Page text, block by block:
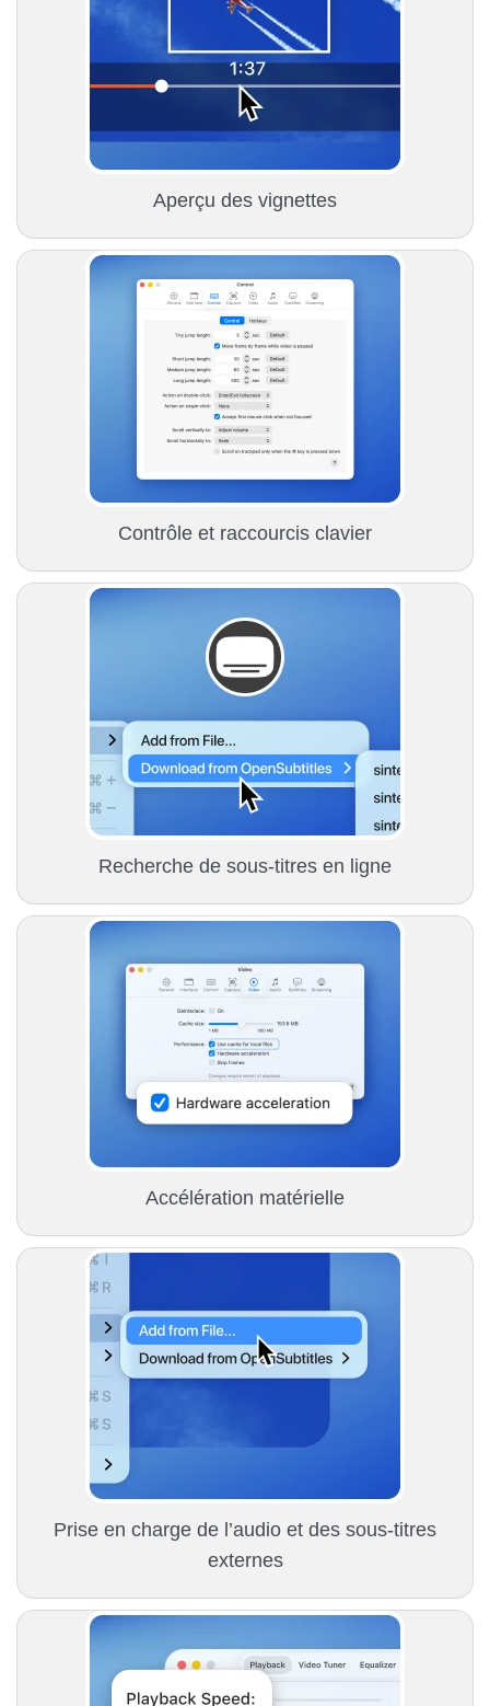
Aperçu des vignettes
Contrôle et raccourcis clavier
Recherche de sous-titres en ligne
Accélération matérielle
Prise en charge de l’audio et des sous-titres
externes